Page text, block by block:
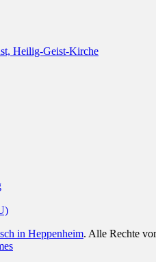
Heilig-Geist-Kirche
in Heppenheim. Alle Rechte